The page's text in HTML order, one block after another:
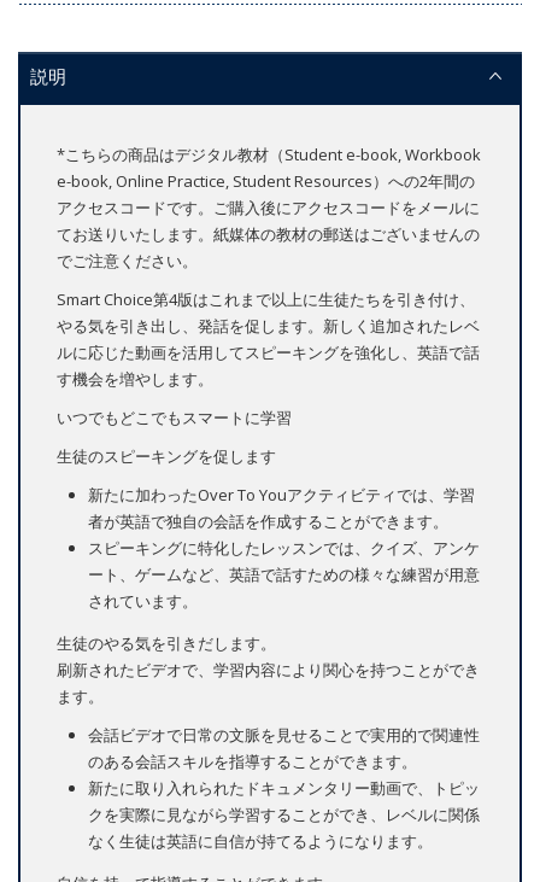
説明
*こちらの商品はデジタル教材（Student e-book, Workbook
e-book, Online Practice, Student Resources）への2年間の
アクセスコードです。ご購入後にアクセスコードをメールに
てお送りいたします。紙媒体の教材の郵送はございませんの
でご注意ください。
Smart Choice第4版はこれまで以上に生徒たちを引き付け、
やる気を引き出し、発話を促します。新しく追加されたレベ
ルに応じた動画を活用してスピーキングを強化し、英語で話
す機会を増やします。
いつでもどこでもスマートに学習
生徒のスピーキングを促します
新たに加わったOver To Youアクティビティでは、学習
者が英語で独自の会話を作成することができます。
スピーキングに特化したレッスンでは、クイズ、アンケ
ート、ゲームなど、英語で話すための様々な練習が用意
されています。
生徒のやる気を引きだします。
刷新されたビデオで、学習内容により関心を持つことができ
ます。
会話ビデオで日常の文脈を見せることで実用的で関連性
のある会話スキルを指導することができます。
新たに取り入れられたドキュメンタリー動画で、トピッ
クを実際に見ながら学習することができ、レベルに関係
なく生徒は英語に自信が持てるようになります。